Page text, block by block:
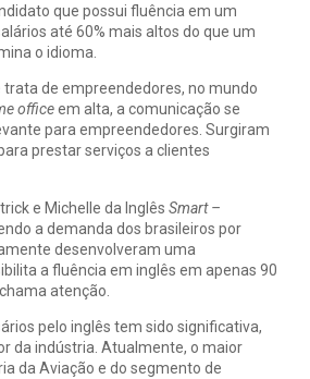
que possui fluência em um
até 60% mais altos do que um
o idioma.
trata de empreendedores, no mundo
officeem alta, a comunicação se
para empreendedores. Surgiram
prestar serviços a clientes
e Michelle da Inglês Smart –
a demanda dos brasileiros por
desenvolveram uma
a fluência em inglês em apenas 90
atenção.
pelo inglês tem sido significativa,
da indústria. Atualmente, o maior
da Aviação e do segmento de